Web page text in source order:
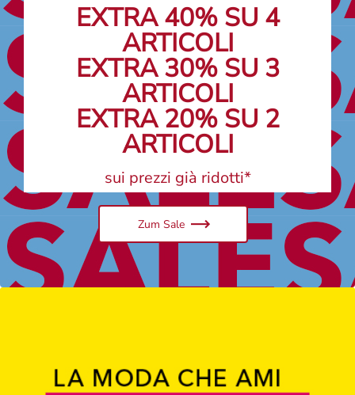
EXTRA 40% SU 4
ARTICOLI
EXTRA 30% SU 3
ARTICOLI
EXTRA 20% SU 2
ARTICOLI
sui prezzi già ridotti*
Zum Sale